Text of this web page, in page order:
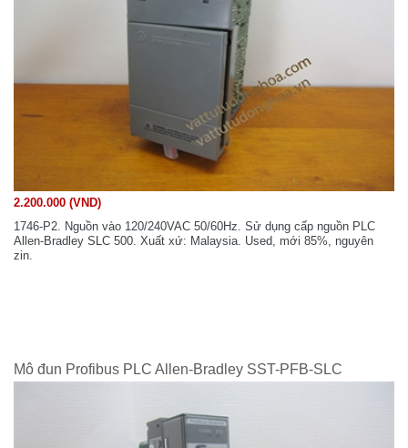
2.200.000 (VND)
1746-P2. Nguồn vào 120/240VAC 50/60Hz. Sử dụng cấp nguồn PLC
Allen-Bradley SLC 500. Xuất xứ: Malaysia. Used, mới 85%, nguyên
zin.
Mô đun Profibus PLC Allen-Bradley SST-PFB-SLC